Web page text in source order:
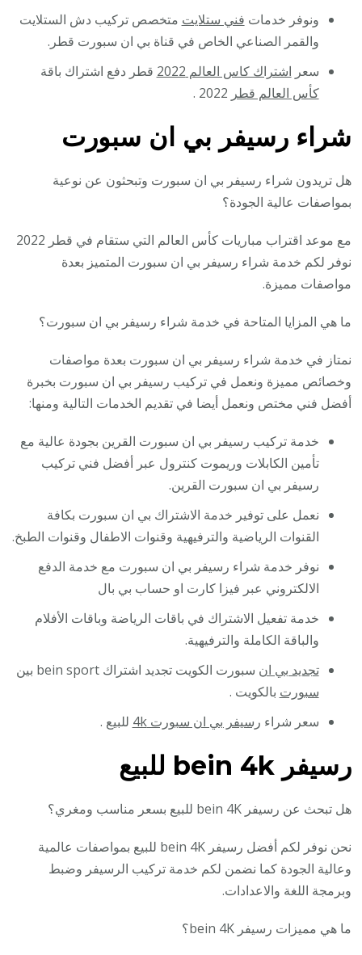
ونوفر خدمات فني ستلايت متخصص تركيب دش الستلايت
والقمر الصناعي الخاص في قناة بي ان سبورت قطر.
سعر اشتراك كاس العالم 2022
قطر دفع اشتراك باقة
كأس العالم قطر
شراء رسيفر بي ان سبورت
هل تريدون شراء رسيفر بي ان سبورت وتبحثون عن نوعية
بمواصفات عالية الجودة؟
مع موعد اقتراب مباريات كأس العالم التي ستقام في قطر 2022
نوفر لكم خدمة شراء رسيفر بي ان سبورت المتميز بعدة
مواصفات مميزة.
ما هي المزايا المتاحة في خدمة شراء رسيفر بي ان سبورت؟
نمتاز في خدمة شراء رسيفر بي ان سبورت بعدة مواصفات
وخصائص مميزة ونعمل في تركيب رسيفر بي ان سبورت بخبرة
أفضل فني مختص ونعمل أيضا في تقديم الخدمات التالية ومنها:
خدمة تركيب رسيفر بي ان سبورت القرين بجودة عالية مع
تأمين الكابلات وريموت كنترول عبر أفضل فني تركيب
رسيفر بي ان سبورت القرين.
نعمل على توفير خدمة الاشتراك بي ان سبورت بكافة
القنوات الرياضية والترفيهية وقنوات الاطفال وقنوات الطبخ.
نوفر خدمة شراء رسيفر بي ان سبورت مع خدمة الدفع
الالكتروني عبر فيزا كارت او حساب بي بال
خدمة تفعيل الاشتراك في باقات الرياضة وباقات الأفلام
والباقة الكاملة والترفيهية.
تجديد بي ان سبورت الكويت تجديد اشتراك bein sport
بين
سبورت بالكويت .
سعر شراء رسيفر بي ان سبورت 4k للبيع .
رسيفر bein 4k للبيع
هل تبحث عن رسيفر bein 4K للبيع بسعر مناسب ومغري؟
نحن نوفر لكم أفضل رسيفر bein 4K للبيع بمواصفات عالمية
وعالية الجودة كما نضمن لكم خدمة تركيب الرسيفر وضبط
وبرمجة اللغة والاعدادات.
ما هي مميزات رسيفر bein 4K؟